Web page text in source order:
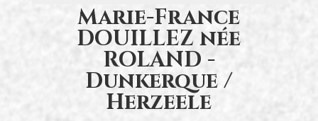
Marie-France
DOUILLEZ née
ROLAND -
Dunkerque /
Herzeele